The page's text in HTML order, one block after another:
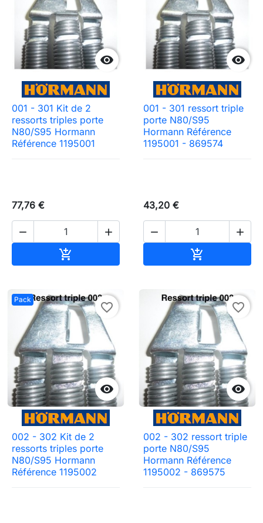

001 - 301 Kit de 2
ressorts triples porte
N80/S95 Hormann
Référence 1195001
77,76 €
 


001 - 301 ressort triple
porte N80/S95
Hormann Référence
1195001 - 869574
43,20 €
 

Pack

favorite_border
002 - 302 Kit de 2
ressorts triples porte
N80/S95 Hormann
Référence 1195002

favorite_border
002 - 302 ressort triple
porte N80/S95
Hormann Référence
1195002 - 869575